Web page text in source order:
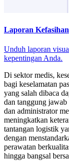
Laporan Kefasihan
Unduh laporan
kepentingan Anda.
Di sektor medis,
bagi keselamatan
yang salah dibaca
dan tanggung
dan administrator
meningkatkan
tantangan logistik
dengan
perawatan
hingga bangsal